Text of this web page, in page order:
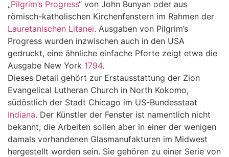
„Pilgrim’s Progress“ von John Bunyan oder aus
römisch-katholischen Kirchenfenstern im Rahmen der
Lauretanischen Litanei. Ausgaben von Pilgrim’s
Progress wurden inzwischen auch in den USA
gedruckt, eine ähnliche einfache Pforte zeigt etwa die
Ausgabe New York 1794.
Dieses Detail gehört zur Erstausstattung der Zion
Evangelical Lutheran Church in North Kokomo,
südöstlich der Stadt Chicago im US-Bundesstaat
Indiana. Der Künstler der Fenster ist namentlich nicht
bekannt; die Arbeiten sollen aber in einer der wenigen
damals vorhandenen Glasmanufakturen im Midwest
hergestellt worden sein. Sie gehören zu einer Serie von